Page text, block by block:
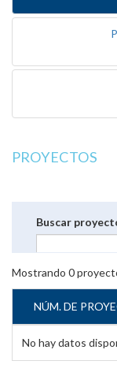
PROYECTOS
Buscar
Mostrando 0
NÚM. DE
No hay datos